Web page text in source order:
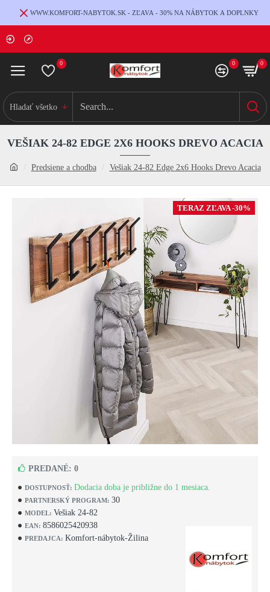
WWW.KOMFORT-NABYTOK.SK - ZĽAVA - 30% NA NÁBYTOK A DOPLNKY
0 0 0
Hladať všetko
Predsiene a chodba Vešiak 24-82 Edge 2x6 Hooks Drevo Acacia
VEŠIAK 24-82 EDGE 2X6 HOOKS DREVO ACACIA
TERAZ ZĽAVA -30%
DOSTUPNOSŤ: Dodacia doba je približne do 1 mesiaca.
PARTNERSKÝ PROGRAM: 30
MODEL: Vešiak 24-82
EAN: 8586025420938
PREDAJCA: Komfort-nábytok-Žilina
PREDANÉ: 0